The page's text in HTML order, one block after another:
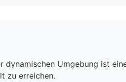
Umgebung ist
zu erreichen.